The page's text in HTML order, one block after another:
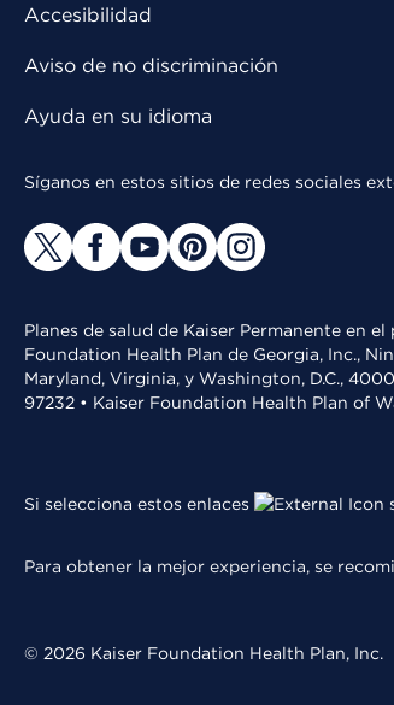
Accesibilidad
Aviso de no discriminación
Ayuda en su idioma
Síganos en estos sitios de redes sociales
Planes de salud de Kaiser Permanente en
Foundation Health Plan de Georgia, Inc.,
Maryland, Virginia, y Washington, D.C.,
97232 • Kaiser Foundation Health Plan of
Si selecciona estos enlaces
Para obtener la mejor experiencia, se
© 2026 Kaiser Foundation Health Plan, Inc.